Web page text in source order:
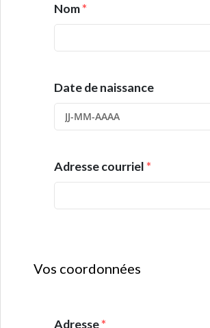
Nom*
Date de naissance
Adresse courriel*
Vos coordonnées
Adresse*